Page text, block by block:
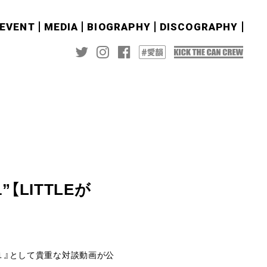
MEDIA BIOGRAPHY DISCOGRAPHY
LITTLEが
として貴重な対談動画が公